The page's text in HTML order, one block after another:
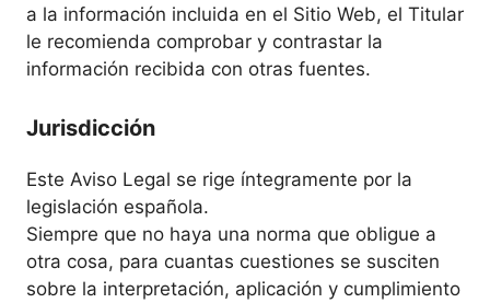
a la información incluida en el Sitio Web, el Titular
le recomienda comprobar y contrastar la
información recibida con otras fuentes.
Jurisdicción
Este Aviso Legal se rige íntegramente por la
legislación española.
Siempre que no haya una norma que obligue a
otra cosa, para cuantas cuestiones se susciten
sobre la interpretación, aplicación y cumplimiento